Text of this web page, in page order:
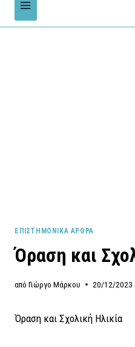
ΕΠΙΣΤΗΜΟΝΙΚΆ ΆΡΘΡΑ
Όραση και
από Γιώργο Μάρκου 20/12/2023
Όραση και Σχολική Ηλικία